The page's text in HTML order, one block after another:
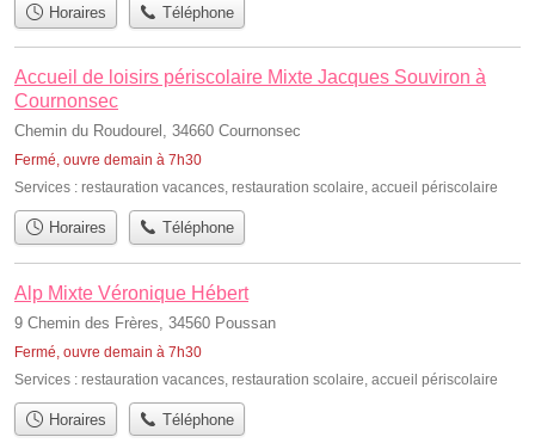
Horaires Téléphone
Accueil de loisirs périscolaire Mixte Jacques Souviron à
Cournonsec
Chemin du Roudourel, 34660 Cournonsec
Fermé, ouvre demain à 7h30
Services : restauration vacances, restauration scolaire, accueil périscolaire
Horaires Téléphone
Alp Mixte Véronique Hébert
9 Chemin des Frères, 34560 Poussan
Fermé, ouvre demain à 7h30
Services : restauration vacances restauration scolaire accueil périscolaire
Horaires Téléphone